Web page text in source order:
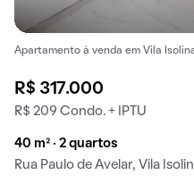
Apartamento à venda em Vila
R$ 317.000
R$ 209 Condo. + IPTU
40 m² · 2 quartos
Rua Paulo de Avelar, Vila